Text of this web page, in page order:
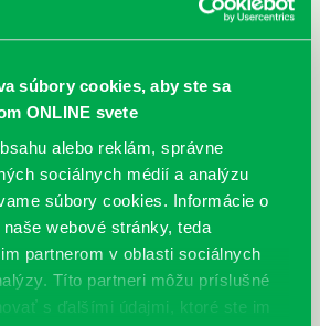
súbory cookies, aby ste sa
ONLINE svete
alebo reklám, správne
sociálnych médií a analýzu
súbory cookies. Informácie o
webové stránky, teda
partnerom v oblasti sociálnych
Títo partneri môžu príslušné
s ďalšími údajmi, ktoré ste im